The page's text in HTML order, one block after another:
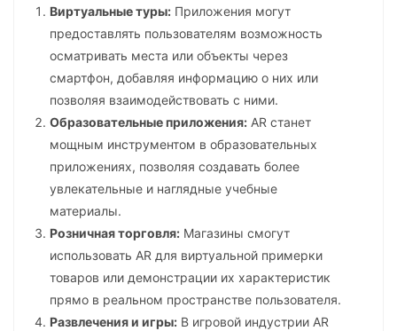
Виртуальные туры: Приложения могут
предоставлять пользователям возможность
осматривать места или объекты через
смартфон, добавляя информацию о них или
позволяя взаимодействовать с ними.
Образовательные приложения: AR станет
мощным инструментом в образовательных
приложениях, позволяя создавать более
увлекательные и наглядные учебные
материалы.
Розничная торговля: Магазины смогут
использовать AR для виртуальной примерки
товаров или демонстрации их характеристик
прямо в реальном пространстве пользователя.
Развлечения и игры: В игровой индустрии AR